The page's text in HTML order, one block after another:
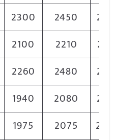
2300 2450
2100 2210
2260 2480
1940 2080
1975 2075